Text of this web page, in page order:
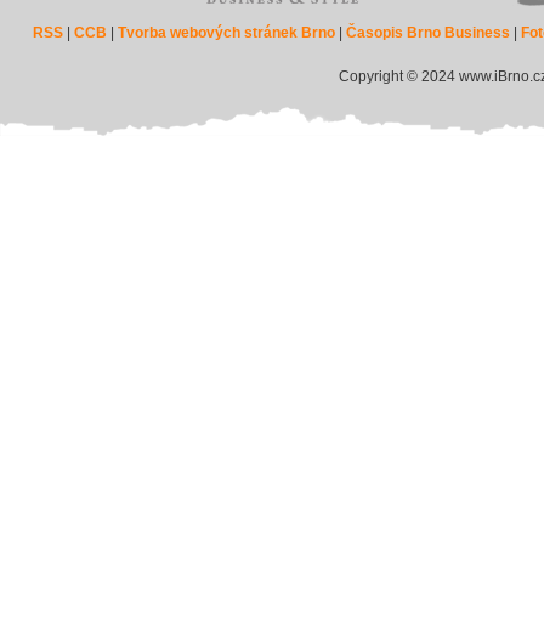
RSS |CCB |Tvorba webových stránek Brno |Časopis Brno Business
Copyright © 2024